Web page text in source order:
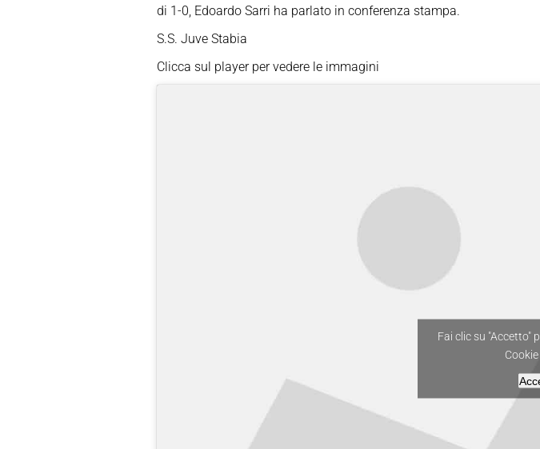
di 1-0, Edoardo Sarri ha parlato in conferenza stampa.
S.S. Juve Stabia
Clicca sul player per vedere le immagini
Fai clic su "Accetto"